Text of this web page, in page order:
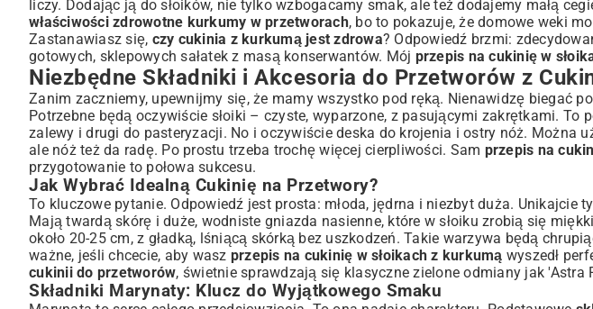
Cukinia jako Dodatek do Obiadu i Sałatek
Kreatywne Zastosowania w Kanapkach i Przystawkach
Odpowiednie Przechowywanie i Trwałość Przetworów
Gdzie i Jak Długo Przechowywać Słoiki z Cukinią?
Podsumowanie: Smaczne i Zdrowe Przetwory z Cukinii na Cały Rok
liczy. Dodając ją do słoików, nie tylko wzbogacamy smak, ale też dodajemy małą
właściwości zdrowotne kurkumy w przetworach, bo to pokazuje, że domowe weki
Zastanawiasz się, czy cukinia z kurkumą jest zdrowa? Odpowiedź brzmi:
gotowych, sklepowych sałatek z masą konserwantów. Mój przepis na cukinię w
Niezbędne Składniki i Akcesoria do Przetworów z
Zanim zaczniemy, upewnijmy się, że mamy wszystko pod ręką. Nienawidzę biegać
Potrzebne będą oczywiście słoiki – czyste, wyparzone, z pasującymi zakrętkami. To
zalewy i drugi do pasteryzacji. No i oczywiście deska do krojenia i ostry nóż. Można
ale nóż też da radę. Po prostu trzeba trochę więcej cierpliwości. Sam przepis na
przygotowanie to połowa sukcesu.
Jak Wybrać Idealną Cukinię na Przetwory?
To kluczowe pytanie. Odpowiedź jest prosta: młoda, jędrna i niezbyt duża. Unikajcie
Mają twardą skórę i duże, wodniste gniazda nasienne, które w słoiku zrobią się
około 20-25 cm, z gładką, lśniącą skórką bez uszkodzeń. Takie warzywa będą
ważne, jeśli chcecie, aby wasz przepis na cukinię w słoikach z kurkumą wyszedł
cukinii do przetworów, świetnie sprawdzają się klasyczne zielone odmiany jak 'Astra
Składniki Marynaty: Klucz do Wyjątkowego Smaku